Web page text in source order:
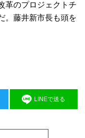
革のプロジェクトチ
。藤井新市長も頭を
LINEで送る